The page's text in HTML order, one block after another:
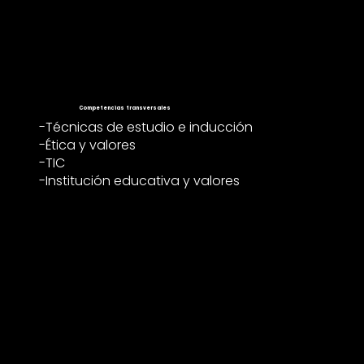
Competencias transversales
-Técnicas de estudio e inducción
-Ética y valores
-TIC
-Institución educativa y valores